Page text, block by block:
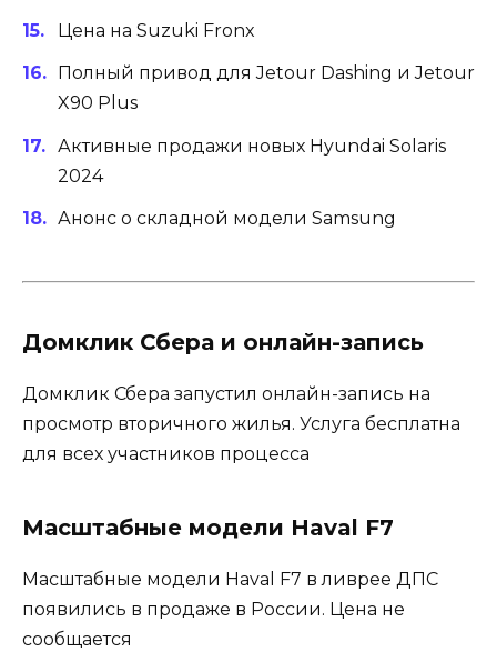
Цена на Suzuki Fronx
Полный привод для Jetour Dashing и Jetour
X90 Plus
Активные продажи новых Hyundai Solaris
2024
Анонс о складной модели Samsung
Домклик Сбера и онлайн-запись
Домклик Сбера запустил онлайн-запись на
просмотр вторичного жилья. Услуга бесплатна
для всех участников процесса
Масштабные модели Haval F7
Масштабные модели Haval F7 в ливрее ДПС
появились в продаже в России. Цена не
сообщается